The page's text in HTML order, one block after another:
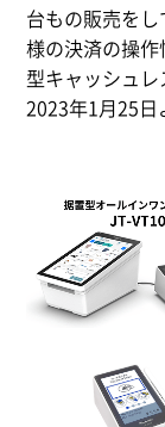
台もの販売をし
様の決済の操
型キャッシュレ
2023年1月25日